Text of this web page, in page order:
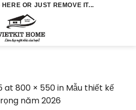
OR JUST REMOVE IT...
at 800 × 550in Mẫu thiết kế
năm 2026